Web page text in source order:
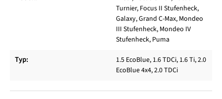
Turnier, Focus II Stufenheck,
Galaxy, Grand C-Max, Mondeo
III Stufenheck, Mondeo IV
Stufenheck, Puma
Typ:
1.5 EcoBlue, 1.6 TDCi, 1.6 Ti, 2.0
EcoBlue 4x4, 2.0 TDCi